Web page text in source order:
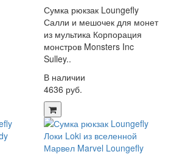
Сумка рюкзак Loungefly
Салли и мешочек для монет
из мультика Корпорация
монстров Monsters Inc
Sulley..
В наличии
4636 руб.